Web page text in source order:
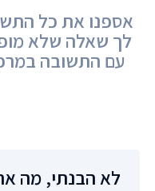
לא הבנתי, מה
אספנו את כל
לך שאלה שלא
עם התשובה